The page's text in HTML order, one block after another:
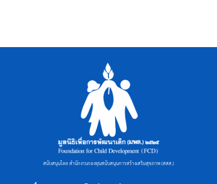
สนับสนุนโดย สำนักงานกองทุนสนับสนุนการสร้างเสริมสุขภาพ (สสส.)